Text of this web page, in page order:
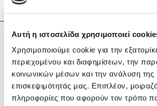
Αυτή η ιστοσελίδα χρησιμοποιεί
Χρησιμοποιούμε cookie για την
περιεχομένου και διαφημίσεων, την
κοινωνικών μέσων και την ανάλυση της
επισκεψιμότητάς μας. Επιπλέον,
πληροφορίες που αφορούν τον τρόπο
Δανάη Δεληγεώργη
Πάνω, κάτω, μπροστά,
Κώστας Κρομμύδας